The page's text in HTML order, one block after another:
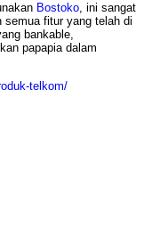
Bostoko, ini sangat
semua fitur yang telah di
bankable,
papapia dalam
telkom/